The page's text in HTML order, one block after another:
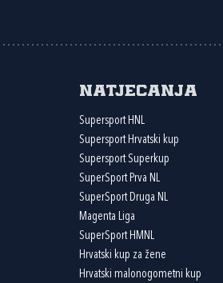
Natjecanja
Supersport HNL
Supersport Hrvatski kup
Supersport Superkup
SuperSport Prva NL
SuperSport Druga NL
Magenta Liga
SuperSport HMNL
Hrvatski kup za žene
Hrvatski malonogometni kup